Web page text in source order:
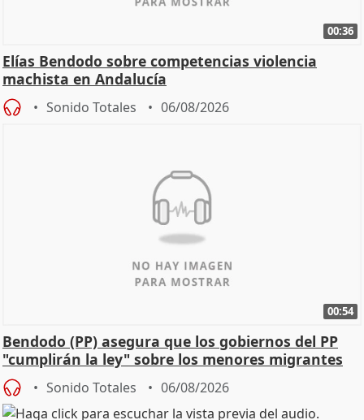
00:36
Elías Bendodo sobre competencias violencia
machista en Andalucía
Sonido Totales 06/08/2026
00:54
Bendodo (PP) asegura que los gobiernos del PP
"cumplirán la ley" sobre los menores migrantes
Sonido Totales 06/08/2026